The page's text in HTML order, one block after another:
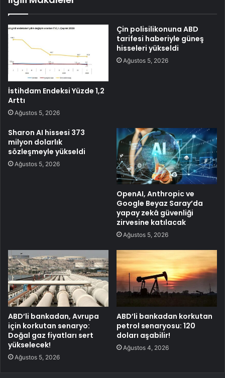
İstihdam Endeksi Yüzde 1,2
Arttı
Ağustos 5, 2026
Çin polisilikonuna ABD
tarifesi haberiyle güneş
hisseleri yükseldi
Ağustos 5, 2026
Sharon AI hissesi 373
milyon dolarlık
sözleşmeyle yükseldi
Ağustos 5, 2026
OpenAI, Anthropic ve
Google Beyaz Saray’da
yapay zekâ güvenliği
zirvesine katılacak
Ağustos 5, 2026
ABD’li bankadan, Avrupa
için korkutan senaryo:
Doğal gaz fiyatları sert
yükselecek!
Ağustos 5, 2026
ABD’li bankadan korkutan
petrol senaryosu: 120
doları aşabilir!
Ağustos 4, 2026